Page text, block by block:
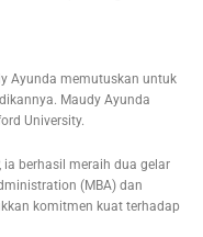
Ayunda memutuskan untuk
Maudy Ayunda
University.
ia berhasil meraih dua gelar
(MBA) dan
komitmen kuat terhadap